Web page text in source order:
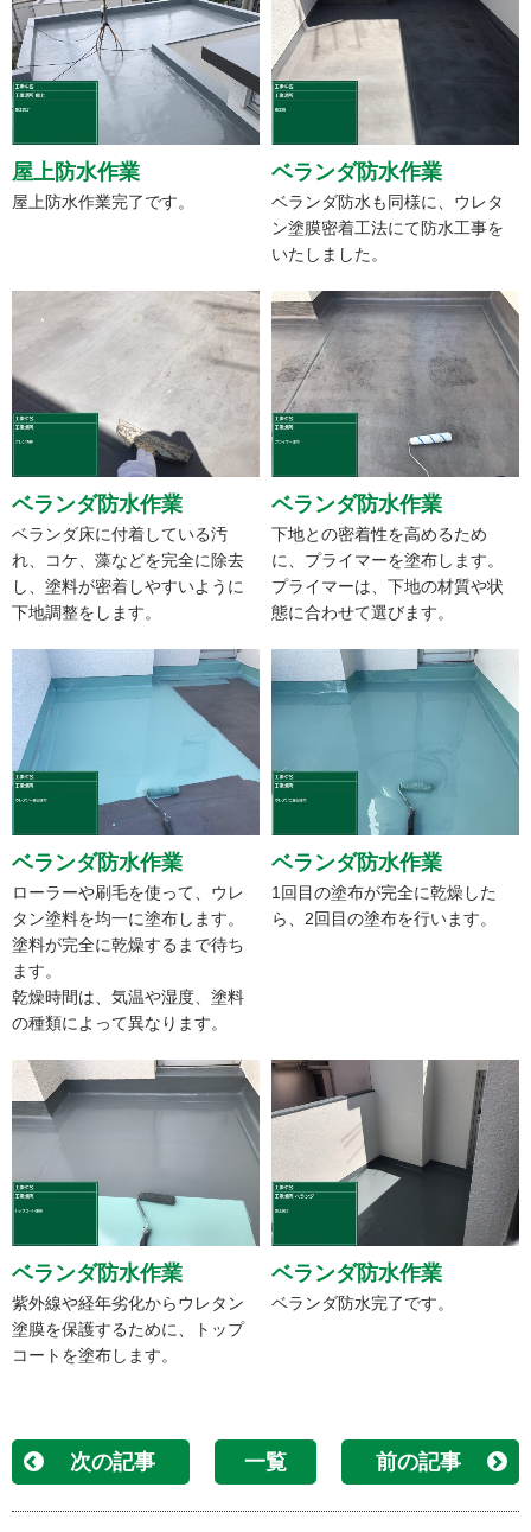
屋上防水作業
屋上防水作業完了です。
ベランダ防水作業
ベランダ防水も同様に、ウレタ
ン塗膜密着工法にて防水工事を
いたしました。
ベランダ防水作業
ベランダ床に付着している汚
れ、コケ、藻などを完全に除去
し、塗料が密着しやすいように
下地調整をします。
ベランダ防水作業
下地との密着性を高めるため
に、プライマーを塗布します。
プライマーは、下地の材質や状
態に合わせて選びます。
ベランダ防水作業
ローラーや刷毛を使って、ウレ
タン塗料を均一に塗布します。
塗料が完全に乾燥するまで待ち
ます。
乾燥時間は、気温や湿度、塗料
の種類によって異なります。
ベランダ防水作業
1回目の塗布が完全に乾燥した
ら、2回目の塗布を行います。
ベランダ防水作業
紫外線や経年劣化からウレタン
塗膜を保護するために、トップ
コートを塗布します。
ベランダ防水作業
ベランダ防水完了です。
次の記事 一覧 前の記事